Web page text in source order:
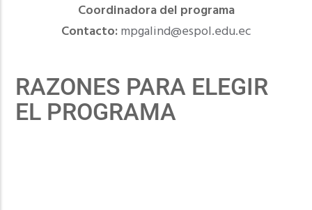
Coordinadora del programa
Contacto:mpgalind@espol.edu.ec
RAZONES PARA ELEGIR
EL PROGRAMA